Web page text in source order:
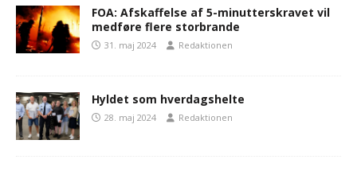
FOA: Afskaffelse af 5-minutterskravet vil
medføre flere storbrande
31. maj 2024 Redaktionen
Hyldet som hverdagshelte
28. maj 2024 Redaktionen